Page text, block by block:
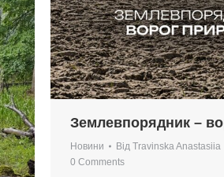
Землевпорядник –
Новини Від Travinska Anastasiia
0 Comments